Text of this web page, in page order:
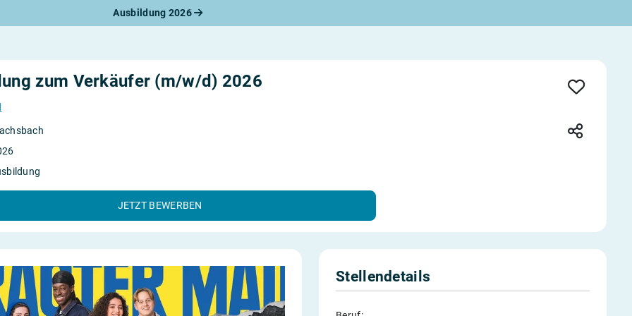
Ausbildung 2026
Bewerbung
Check
zum Verkäufer (m/w/d) 2026
JETZT BEWERBEN
Stellendetails